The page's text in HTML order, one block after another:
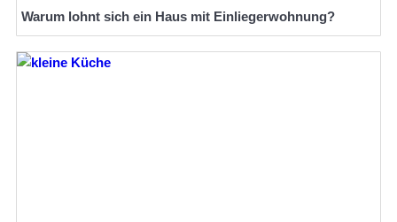
Warum lohnt sich ein Haus mit Einliegerwohnung?